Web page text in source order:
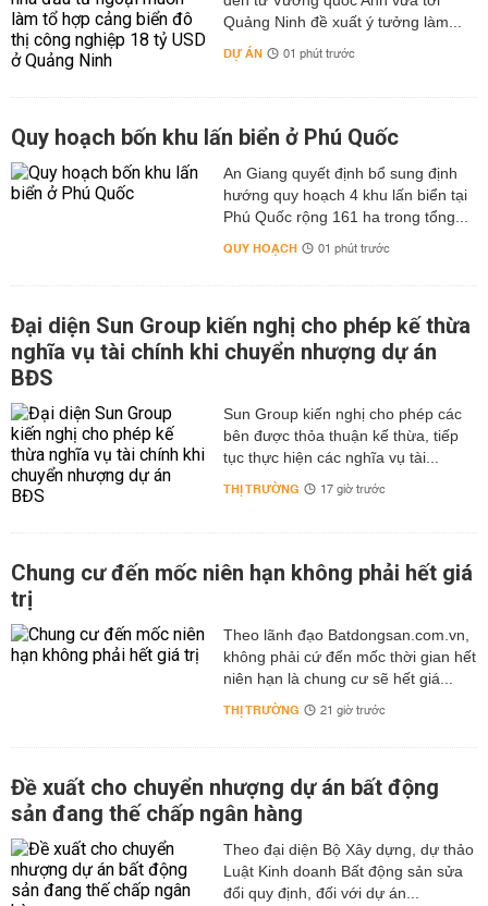
Quảng Ninh đề xuất ý tưởng làm...
DỰ ÁN 01 phút trước
Quy hoạch bốn khu lấn biển ở Phú Quốc
An Giang quyết định bổ sung định
hướng quy hoạch 4 khu lấn biển tại
Phú Quốc rộng 161 ha trong tổng...
QUY HOẠCH 01 phút trước
Đại diện Sun Group kiến nghị cho phép kế thừa
nghĩa vụ tài chính khi chuyển nhượng dự án
BĐS
Sun Group kiến nghị cho phép các
bên được thỏa thuận kế thừa, tiếp
tục thực hiện các nghĩa vụ tài...
THỊ TRƯỜNG 17 giờ trước
Chung cư đến mốc niên hạn không phải hết giá
trị
Theo lãnh đạo Batdongsan.com.vn,
không phải cứ đến mốc thời gian hết
niên hạn là chung cư sẽ hết giá...
THỊ TRƯỜNG 21 giờ trước
Đề xuất cho chuyển nhượng dự án bất động
sản đang thế chấp ngân hàng
Theo đại diện Bộ Xây dựng, dự thảo
Luật Kinh doanh Bất động sản sửa
đổi quy định, đối với dự án...